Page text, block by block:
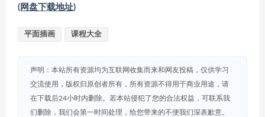
(网盘下载地址)
平面插画 课程大全
声明：本站所有资源均为互联网收集而来和网友投稿，仅供学习
交流使用，版权归原创者所有，所有资源不得用于商业用途，请
在下载后24小时内删除。若本站侵犯了您的合法权益，可联系我
们删除，我们会第一时间处理，给您带来的不便我们深表歉意。